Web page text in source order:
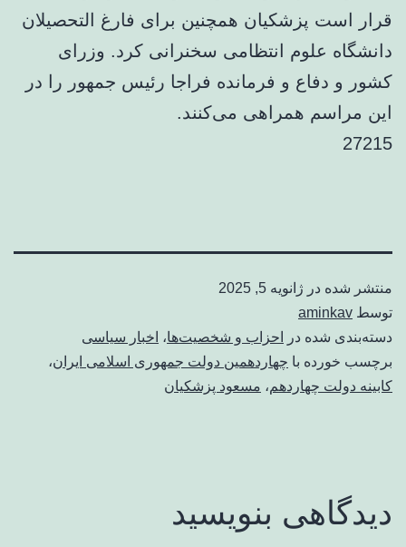
قرار است پزشکیان همچنین برای فارغ التحصیلان
دانشگاه علوم انتظامی سخنرانی کرد. وزرای
کشور و دفاع و فرمانده فراجا رئیس جمهور را در
این مراسم همراهی می‌کنند.
27215
منتشر شده در ژانویه 5, 2025
توسط aminkav
دسته‌بندی شده در
احزاب و شخصیت‌ها، اخبار سیاسی
برچسب خورده با چهاردهمین دولت جمهوری اسلامی ایران،
کابینه دولت چهاردهم، مسعود پزشکیان
دیدگاهی بنویسید